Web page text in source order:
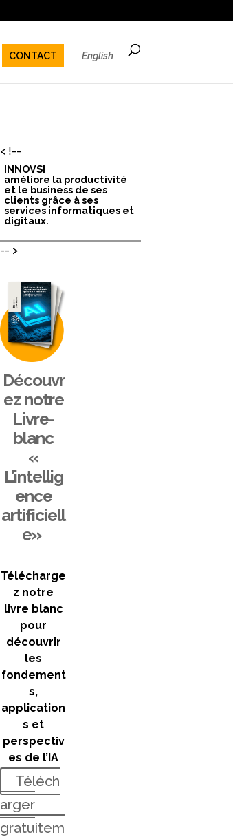
CONTACT English
< !--
INNOVSI
améliore la productivité
et le business de ses
clients grâce à ses
services informatiques et
digitaux.
-- >
Découvr
ez notre
Livre-
blanc
«
L’intellig
ence
artificiell
e»
Télécharge
z notre
livre blanc
pour
découvrir
les
fondement
s,
application
s et
perspectiv
es de l’IA
Téléch
arger
gratuitem